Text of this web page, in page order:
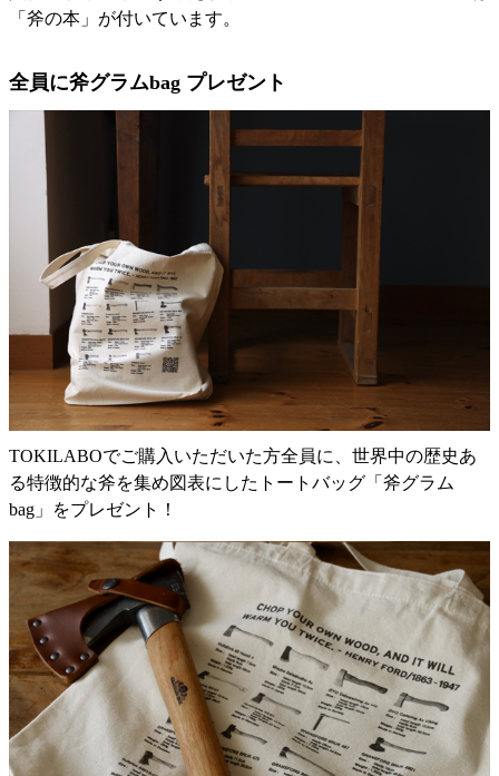
「斧の本」が付いています。
全員に斧グラムbag プレゼント
TOKILABOでご購入いただいた方全員に、世界中の歴史あ
る特徴的な斧を集め図表にしたトートバッグ「斧グラム
bag」をプレゼント！